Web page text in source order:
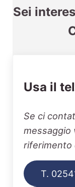
Sei
Usa il
Se ci
messaggio
riferimento
T.